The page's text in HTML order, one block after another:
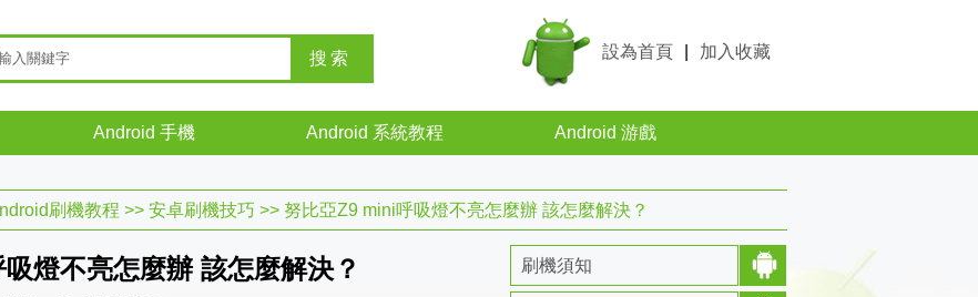
設為首頁 加入收藏
Android 手機 Android 系統教程 Android 游戲
刷機教程 >> 安卓刷機技巧 >> 努比亞Z9 mini呼吸燈不亮怎麼辦 該怎麼解決？
燈不亮怎麼辦 該怎麼解決？ 刷機須知